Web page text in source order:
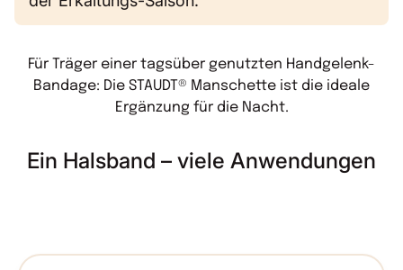
Für Träger einer tagsüber genutzten Handgelenk-
Bandage: Die STAUDT® Manschette ist die ideale
Ergänzung für die Nacht.
Ein Halsband – viele Anwendungen